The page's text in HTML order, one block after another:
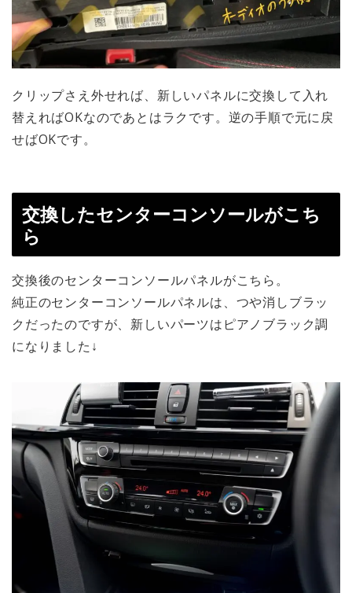
クリップさえ外せれば、新しいパネルに交換して入れ
替えればOKなのであとはラクです。逆の手順で元に戻
せばOKです。
交換したセンターコンソールがこち
ら
交換後のセンターコンソールパネルがこちら。
純正のセンターコンソールパネルは、つや消しブラッ
クだったのですが、新しいパーツはピアノブラック調
になりました↓